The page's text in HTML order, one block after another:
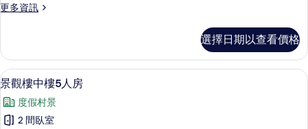
4
房
的
所
有
相
更多資訊
更
樓
中
樓
人
房
選擇日期以查看價格
顯
示
景
6
景觀樓中樓5人房
度假村景
2 間臥室